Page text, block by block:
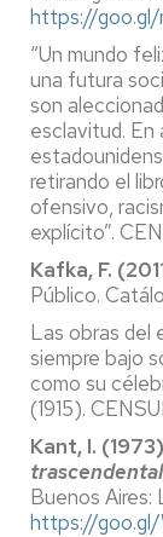
https://
“Un mundo
una futura
son
esclavitud. En
retirando el
ofensivo,
explícito”.
Kafka, F.
Público.
Las obras del
siempre bajo
como su
(1915).
Kant, I.
Buenos Aires:
https://